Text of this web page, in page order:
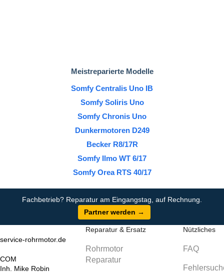
Meistreparierte Modelle
Somfy Centralis Uno IB
Somfy Soliris Uno
Somfy Chronis Uno
Dunkermotoren D249
Becker R8/17R
Somfy Ilmo WT 6/17
Somfy Orea RTS 40/17
Fachbetrieb? Reparatur am Eingangstag, auf Rechnung.
Partner werden →
service-rohrmotor.de
COM
Inh. Mike Robin
Reparatur & Ersatz
Rohrmotor
Reparatur
Nützliches
FAQ